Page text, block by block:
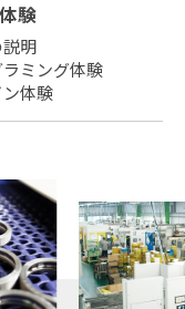
験
明
ラミング体験
体験